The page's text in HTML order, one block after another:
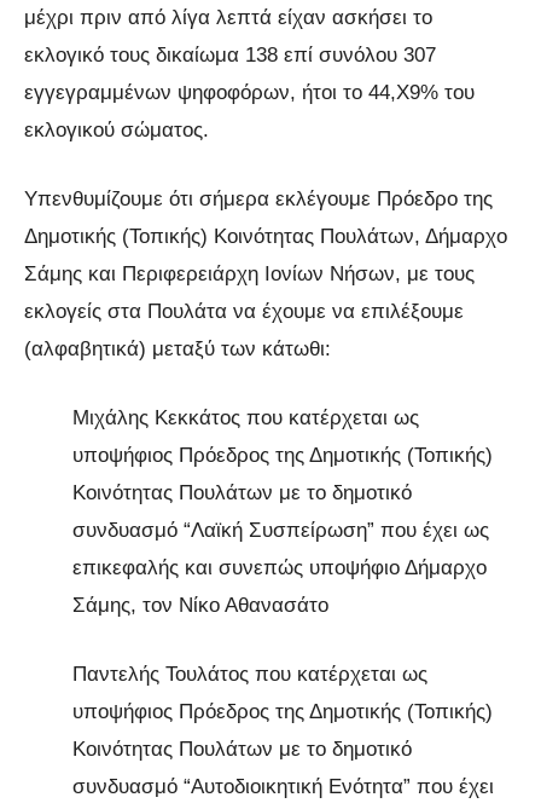
μέχρι πριν από λίγα λεπτά είχαν ασκήσει το
εκλογικό τους δικαίωμα 138 επί συνόλου 307
εγγεγραμμένων ψηφοφόρων, ήτοι το 44,Χ9% του
εκλογικού σώματος.
Υπενθυμίζουμε ότι σήμερα εκλέγουμε Πρόεδρο της
Δημοτικής (Τοπικής) Κοινότητας Πουλάτων, Δήμαρχο
Σάμης και Περιφερειάρχη Ιονίων Νήσων, με τους
εκλογείς στα Πουλάτα να έχουμε να επιλέξουμε
(αλφαβητικά) μεταξύ των κάτωθι:
Μιχάλης Κεκκάτος που κατέρχεται ως
υποψήφιος Πρόεδρος της Δημοτικής (Τοπικής)
Κοινότητας Πουλάτων με το δημοτικό
συνδυασμό “Λαϊκή Συσπείρωση” που έχει ως
επικεφαλής και συνεπώς υποψήφιο Δήμαρχο
Σάμης, τον Νίκο Αθανασάτο
Παντελής Τουλάτος που κατέρχεται ως
υποψήφιος Πρόεδρος της Δημοτικής (Τοπικής)
Κοινότητας Πουλάτων με το δημοτικό
συνδυασμό “Αυτοδιοικητική Ενότητα” που έχει